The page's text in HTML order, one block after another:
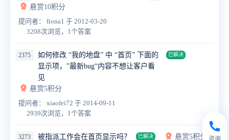
悬赏10积分
提问者： fiona1 于 2012-03-20
3208次浏览，1个答案
2375
如何修改 “我的地盘” 中 “首页” 下面的
显示项，”最新bug“内容不想让客户看
见
已解决
悬赏5积分
提问者： xiaofei72 于 2014-09-11
2939次浏览，1个答案
3273 被指派工作会在首页显示吗？ 已解决
悬赏5积分